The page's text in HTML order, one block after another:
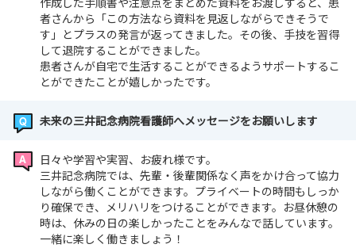
者さんから「この方法なら資料を見返しながらできそうで
す」とプラスの発言が返ってきました。その後、手技を習得
して退院することができました。
患者さんが自宅で生活することができるようサポートするこ
とができたことが嬉しかったです。
未来の三井記念病院看護師へメッセージをお願いします
日々や学習や実習、お疲れ様です。
三井記念病院では、先輩・後輩関係なく声をかけ合って協力
しながら働くことができます。プライベートの時間もしっか
り確保でき、メリハリをつけることができます。お昼休憩の
時は、休みの日の楽しかったことをみんなで話しています。
一緒に楽しく働きましょう！